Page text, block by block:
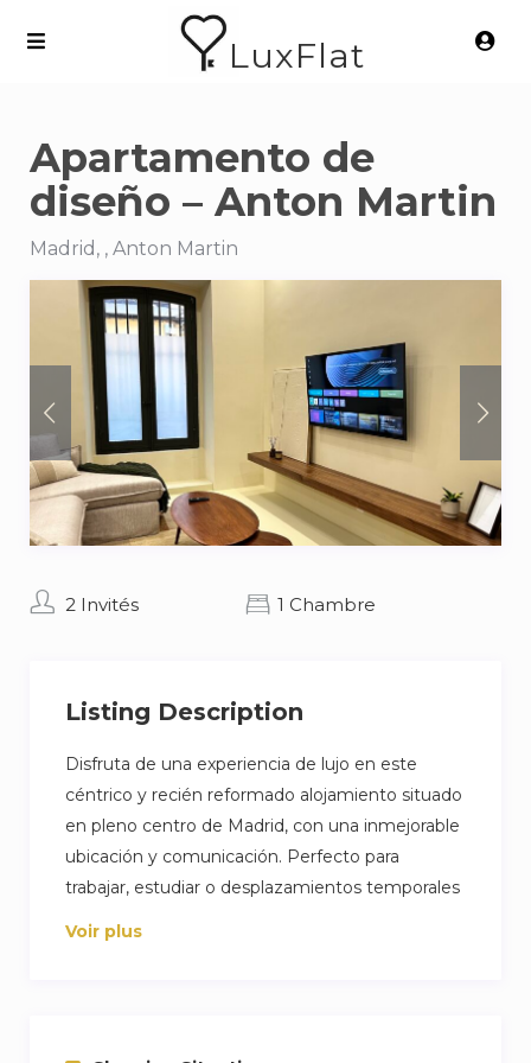
LuxFlat
Apartamento de
diseño – Anton Martin
Madrid, , Anton Martin
2 Invités 1 Chambre
Listing Description
Disfruta de una experiencia de lujo en este
céntrico y recién reformado alojamiento situado
en pleno centro de Madrid, con una inmejorable
ubicación y comunicación. Perfecto para
trabajar, estudiar o desplazamientos temporales
a la capital. Completamente equipado, con
Voir plus